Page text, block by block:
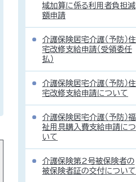
域加算に係る利用者負担減
額申請
介護保険居宅介護（予防）住
宅改修支給申請（受領委任
払）
介護保険居宅介護（予防）住
宅改修支給申請について
介護保険居宅介護（予防）福
祉用具購入費支給申請につ
いて
介護保険第2号被保険者の
被保険者証の交付について